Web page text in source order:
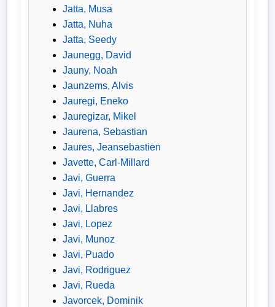
Jatta, Musa
Jatta, Nuha
Jatta, Seedy
Jaunegg, David
Jauny, Noah
Jaunzems, Alvis
Jauregi, Eneko
Jauregizar, Mikel
Jaurena, Sebastian
Jaures, Jeansebastien
Javette, Carl-Millard
Javi, Guerra
Javi, Hernandez
Javi, Llabres
Javi, Lopez
Javi, Munoz
Javi, Puado
Javi, Rodriguez
Javi, Rueda
Javorcek, Dominik